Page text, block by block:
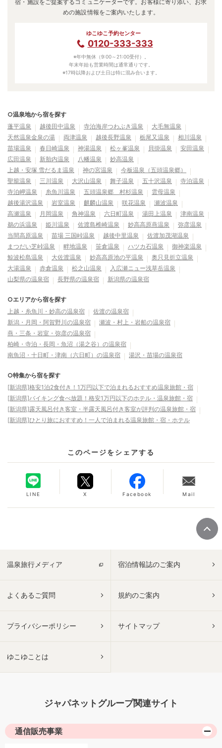
宿・施設をご提案するコミュニケーターです。お客様に寄り添い、お求
めの施設情報をご案内いたします。
ゆこゆこ予約センター
0120-333-333
※年中無休（9:00～21:00受付）。
年末年始も営業時間は通常通りです。
※17時以降および土日は特に混み合います。
○温泉地から宿を探す
蓬平温泉
越後田中温泉 寺泊海岸つわぶき温泉
大毛無温泉
天然温泉金泉の湯
両津温泉 越後長野温泉 栃尾又温泉
相川温泉
苗場温泉
春日崎温泉 神湯温泉 松ヶ峯温泉 貝掛温泉
安田温泉
広田温泉
新胎内温泉 八幡温泉
妙高温泉
上越・安塚 雪だるま温泉
神の宮温泉
今板温泉（五頭温泉郷）
聖籠温泉
三川温泉 大沢山温泉 舞子温泉 五十沢温泉
寺泊温泉
寺泊岬温泉
糸魚川温泉 五頭温泉郷 村杉温泉
雲母温泉
越後湯沢温泉
岩室温泉 麒麟山温泉 咲花温泉
瀬波温泉
高瀬温泉
月岡温泉 角神温泉 六日町温泉 湯田上温泉
津南温泉
鵜の浜温泉
姫川温泉 佐渡島椎崎温泉 妙高高原燕温泉
弥彦温泉
当間高原温泉
苗場 三国峠温泉 越後中里温泉
佐渡加茂湖温泉
まつだい芝峠温泉
畔地温泉 笹倉温泉 ハツカ石温泉
御神楽温泉
鯨波松島温泉
大佐渡温泉 妙高高原池の平温泉
奥只見折立温泉
大湯温泉
赤倉温泉 松之山温泉
入広瀬ニュー浅草岳温泉
山梨県の温泉宿
長野県の温泉宿 新潟県の温泉宿
○エリアから宿を探す
上越・糸魚川・妙高の温泉宿
佐渡の温泉宿
新潟・月岡・阿賀野川の温泉宿
瀬波・村上・岩船の温泉宿
燕・三条・岩室・弥彦の温泉宿
柏崎・寺泊・長岡・魚沼（湯之谷）の温泉宿
南魚沼・十日町・津南（六日町）の温泉宿
湯沢・苗場の温泉宿
○特集から宿を探す
[新潟県]格安1泊2食付き！1万円以下で泊まれるおすすめ温泉旅館・宿
[新潟県]バイキング食べ放題！格安1万円以下のホテル・温泉旅館・宿
[新潟県]露天風呂付き客室・半露天風呂付き客室が評判の温泉旅館・宿
[新潟県]ひとり旅におすすめ！一人で泊まれる温泉旅館・宿・ホテル
このページをシェアする
LINE X Facebook Mail
温泉旅行メディア 宿泊情報誌のご案内
よくあるご質問 規約のご案内
プライバシーポリシー サイトマップ
ゆこゆことは
ジャパネットグループ関連サイト
通信販売事業